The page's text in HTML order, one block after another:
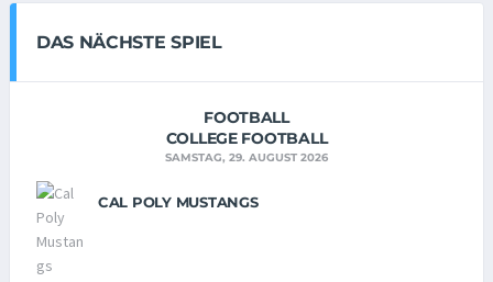
DAS NÄCHSTE SPIEL
FOOTBALL
COLLEGE FOOTBALL
SAMSTAG, 29. AUGUST 2026
CAL POLY MUSTANGS